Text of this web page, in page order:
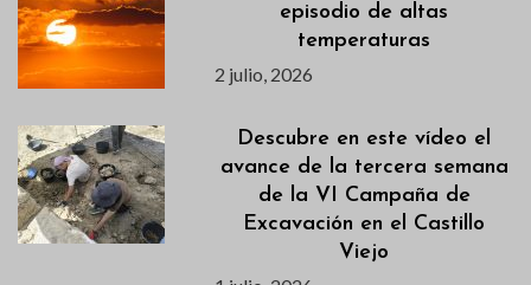
episodio de altas
temperaturas
2 julio, 2026
Descubre en este vídeo el
avance de la tercera semana
de la VI Campaña de
Excavación en el Castillo
Viejo